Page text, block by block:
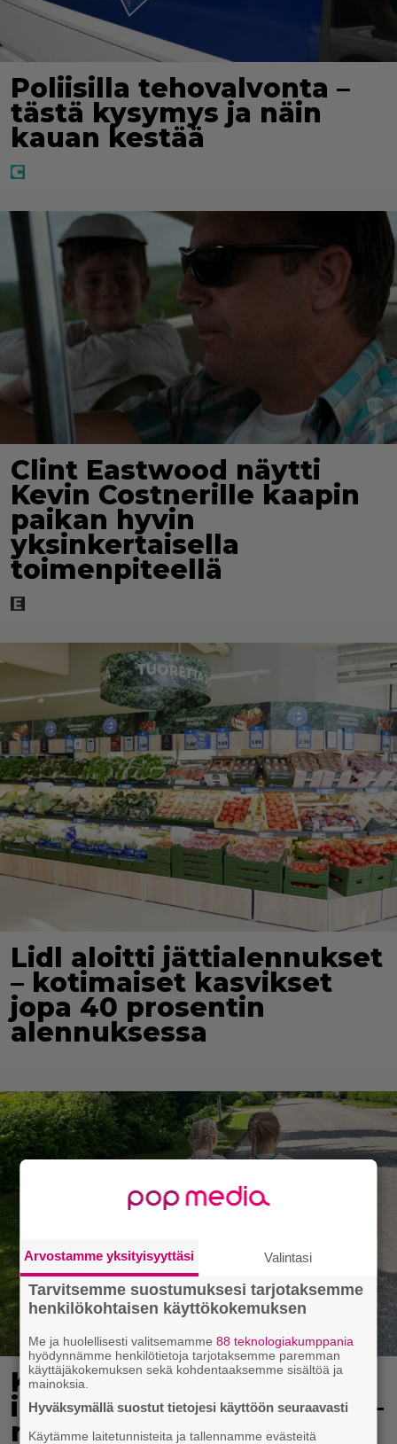
Poliisilla tehovalvonta –
tästä kysymys ja näin
kauan kestää
Clint Eastwood näytti
Kevin Costnerille kaapin
paikan hyvin
yksinkertaisella
toimenpiteellä
Lidl aloitti jättialennukset
– kotimaiset kasvikset
jopa 40 prosentin
alennuksessa
Koululaisille jaetaan
ilmaisia heijastinreppuja –
näin voit lunastaa omasi
Arvostamme yksityisyyttäsi Valintasi
Tarvitsemme suostumuksesi tarjotaksemme
henkilökohtaisen käyttökokemuksen
Me ja huolellisesti valitsemamme88 teknologiakumppania
hyödynnämme henkilötietoja tarjotaksemme paremman
käyttäjäkokemuksen sekä kohdentaaksemme sisältöä ja
mainoksia.
Hyväksymällä suostut tietojesi käyttöön seuraavasti
Käytämme laitetunnisteita ja tallennamme evästeitä